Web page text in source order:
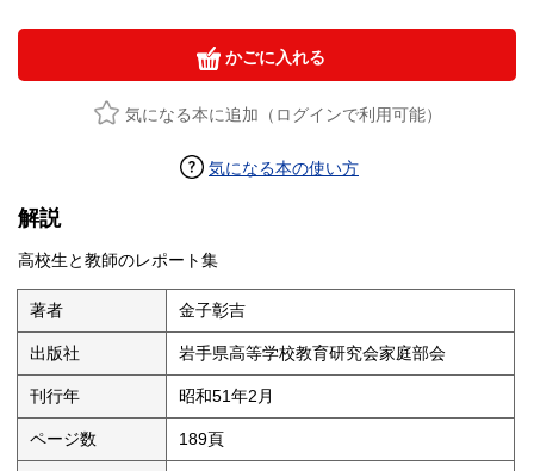
かごに入れる
気になる本に追加（ログインで利用可能）
気になる本の使い方
解説
高校生と教師のレポート集
著者 金子彰吉
出版社 岩手県高等学校教育研究会家庭部会
刊行年 昭和51年2月
ページ数 189頁